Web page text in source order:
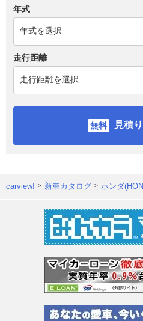
年式
走行距離
見積
carview! 新車カタログ ホンダ